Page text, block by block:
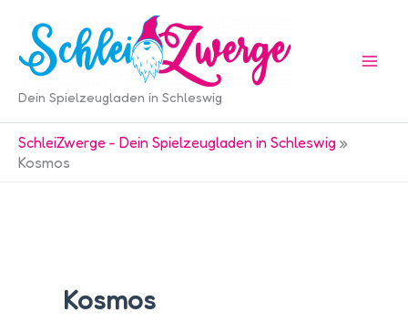
Inhalt
springen
Dein Spielzeugladen in Schleswig
SchleiZwerge - Dein Spielzeugladen in Schleswig »
Kosmos
Kosmos